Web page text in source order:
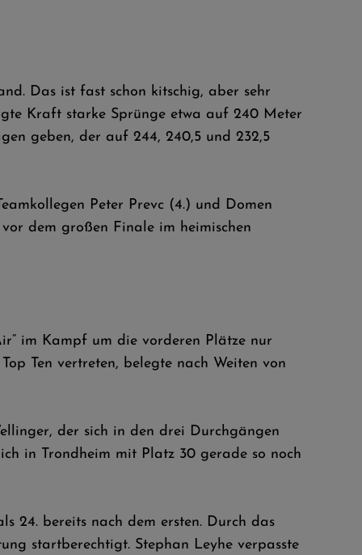
Das ist fast schon kitschig, aber sehr
Kraft starke Sprünge etwa auf 240 Meter
geben, der auf 244, 240,5 und 232,5
Peter Prevc (4.) und Domen
dem großen Finale im heimischen
im Kampf um die vorderen Plätze nur
Ten vertreten, belegte nach Weiten von
der sich in den drei Durchgängen
in Trondheim mit Platz 30 gerade so noch
24. bereits nach dem ersten. Durch das
startberechtigt. Stephan Leyhe verpasste